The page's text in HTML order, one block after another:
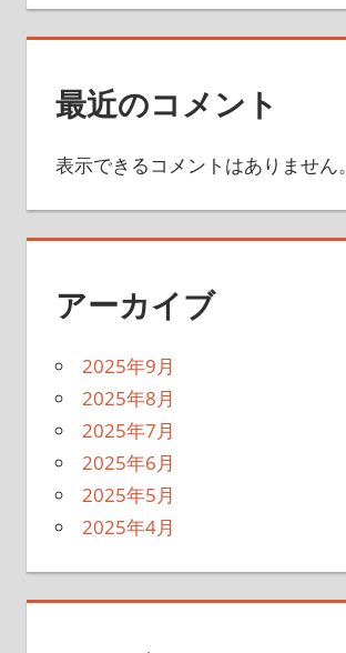
最近のコメント
表示できるコメントはありません。
アーカイブ
2025年9月
2025年8月
2025年7月
2025年6月
2025年5月
2025年4月